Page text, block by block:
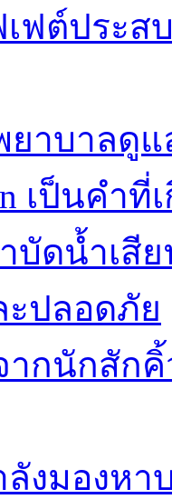
เฟต์ประ
ยาบาลดู
เป็นคำที่
บัดน้ำเสี
ปลอดภัย
ากนักสัก
งมองหา